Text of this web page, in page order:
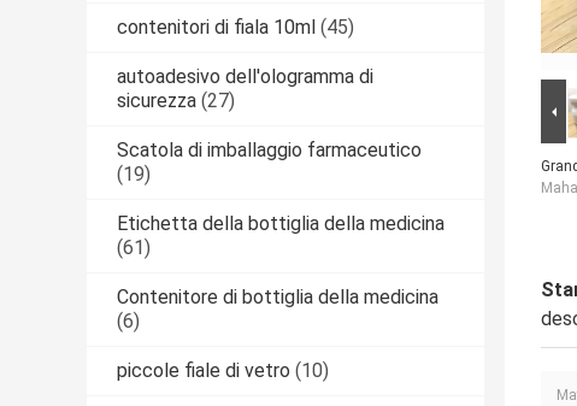
contenitori di fiala 10ml (45)
autoadesivo dell'ologramma di
sicurezza (27)
Scatola di imballaggio farmaceutico
(19)
Etichetta della bottiglia della medicina
(61)
Contenitore di bottiglia della medicina
(6)
piccole fiale di vetro (10)